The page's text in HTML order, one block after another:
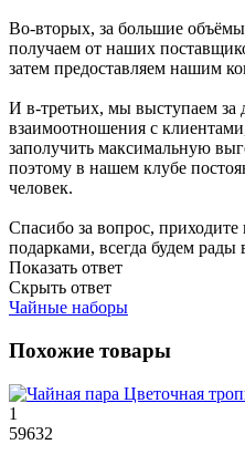
Во-вторых, за большие
получаем от наших
затем предоставляем нашим
И в-третьих, мы выступаем за
взаимоотношения с
заполучить максимальную
поэтому в нашем клубе
человек.
Спасибо за вопрос,
подарками, всегда будем рады
Показать ответ
Скрыть ответ
Чайные наборы
Похожие товары
1
59632